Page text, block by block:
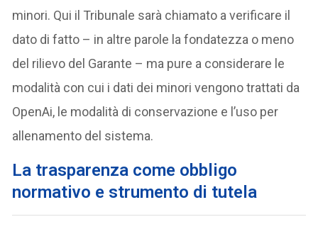
minori. Qui il Tribunale sarà chiamato a verificare il
dato di fatto – in altre parole la fondatezza o meno
del rilievo del Garante – ma pure a considerare le
modalità con cui i dati dei minori vengono trattati da
OpenAi, le modalità di conservazione e l’uso per
allenamento del sistema.
La trasparenza come obbligo
normativo e strumento di tutela